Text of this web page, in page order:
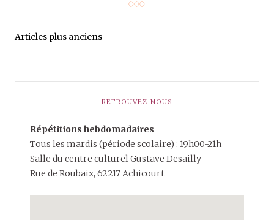
Articles plus anciens
RETROUVEZ-NOUS
Répétitions hebdomadaires
Tous les mardis (période scolaire) : 19h00-21h
Salle du centre culturel Gustave Desailly
Rue de Roubaix, 62217 Achicourt